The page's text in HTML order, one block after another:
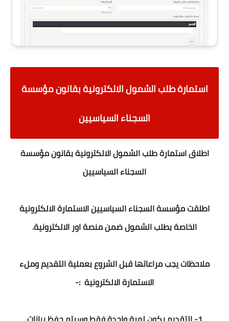
استمارة طلب الشمول الالكترونيةبقانون مؤسسة
السجناء السياسيين
اطلاق استمارة طلب الشمول الالكترونيةبقانون مؤسسة
السجناء السياسيين
اطلقت مؤسسة السجناء السياسيين الاستمارة الالكترونية
الخاصة بطلب الشمول ضمن منصة اور الالكترونية.
ملاحظات يجب مراعاتها قبل الشروع بعملية التقديم وملء
الاستمارة الالكترونية :-